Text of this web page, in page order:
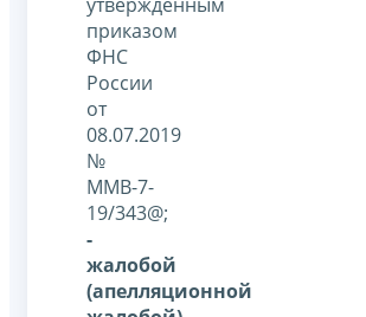
приказом
ФНС
России
от
08.07.2019
№
ММВ-7-
19/343@;
-
жалобой
(апелляционной